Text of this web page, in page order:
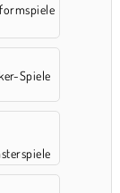
Spiele